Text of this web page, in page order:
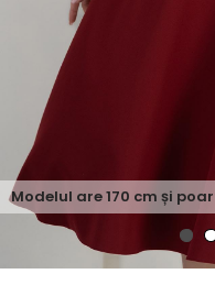
Modelul are170 cm și